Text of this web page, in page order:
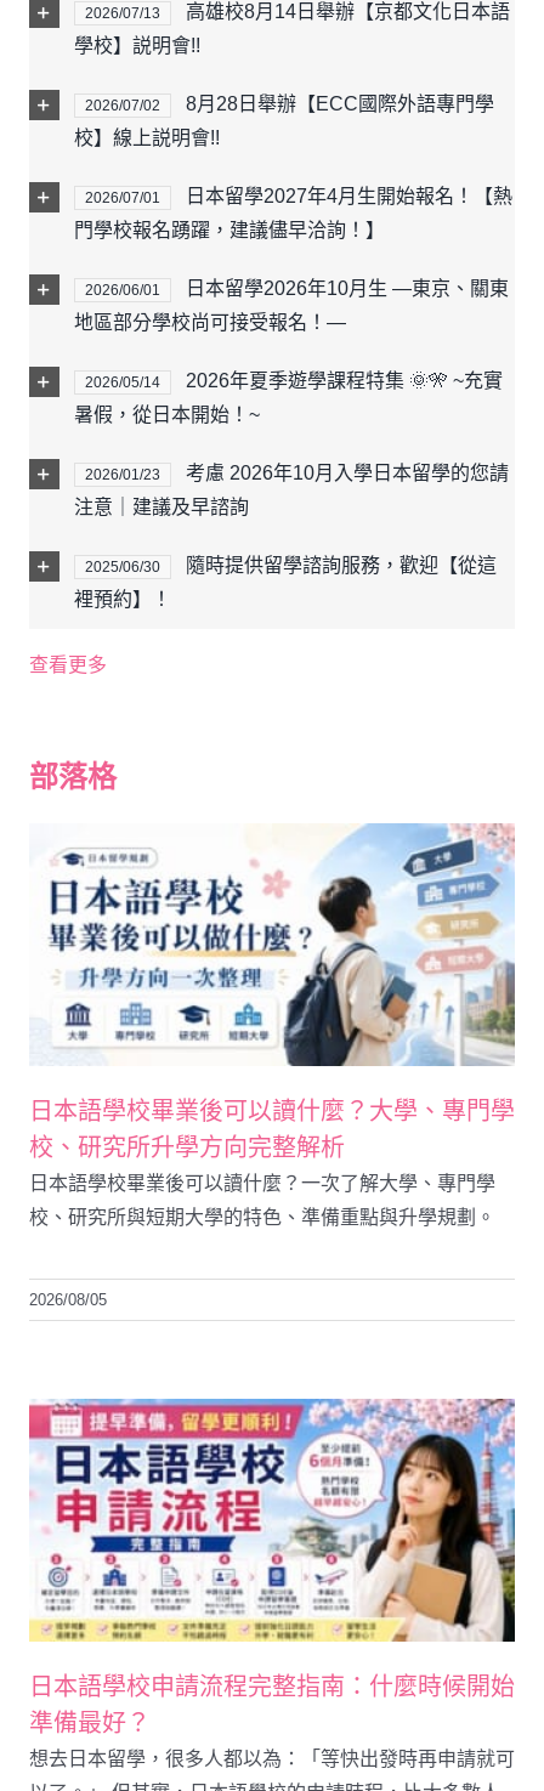
2026/07/13
高雄校8月14日舉辦【京都文化日本語
學校】説明會!!
2026/07/02
8月28日舉辦【ECC國際外語專門學
校】線上説明會!!
2026/07/01
日本留學2027年4月生開始報名！【熱
門學校報名踴躍，建議儘早洽詢！】
2026/06/01
日本留學2026年10月生 —東京、關東
地區部分學校尚可接受報名！—
2026/05/14
2026年夏季遊學課程特集 🌞🎌 ~充實
暑假，從日本開始！~
2026/01/23
考慮 2026年10月入學日本留學的您請
注意｜建議及早諮詢
2025/06/30
隨時提供留學諮詢服務，歡迎【從這
裡預約】！
查看更多
部落格
日本語學校畢業後可以讀什麼？大學、專門學
校、研究所升學方向完整解析
日本語學校畢業後可以讀什麼？一次了解大學、專門學
校、研究所與短期大學的特色、準備重點與升學規劃。
2026/08/05
日本語學校申請流程完整指南：什麼時候開始
準備最好？
想去日本留學，很多人都以為：「等快出發時再申請就可